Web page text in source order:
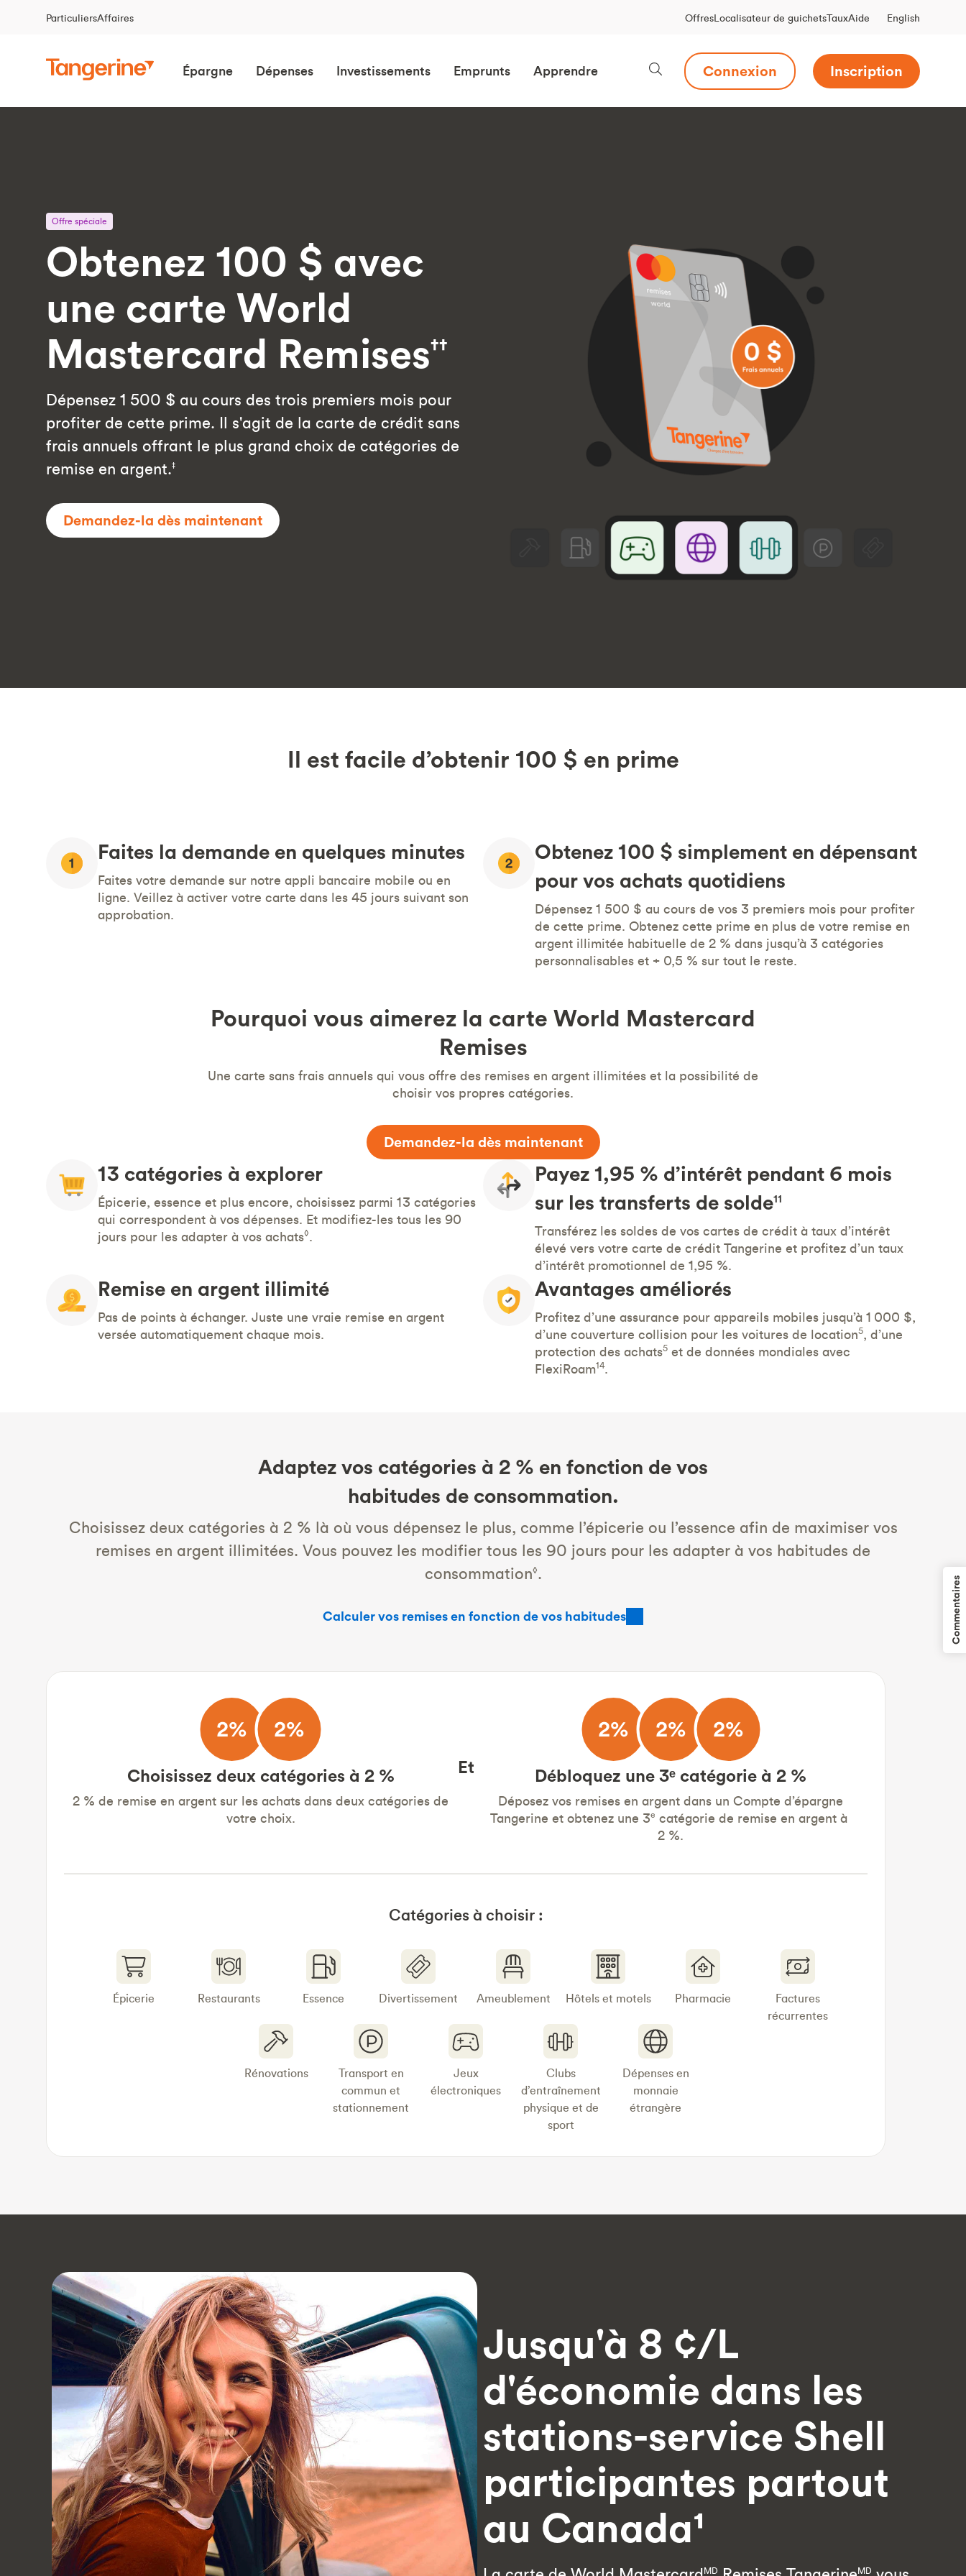
ParticuliersAffaires OffresLocalisateur de guichetsTauxAide English
Épargne Dépenses Investissements Emprunts Apprendre Connexion Inscription
Offre spéciale
Obtenez 100 $ avec
une carte World
Mastercard Remises††
Dépensez 1 500 $ au cours des trois premiers mois pour
profiter de cette prime. Il s'agit de la carte de crédit sans
frais annuels offrant le plus grand choix de catégories de
remise en argent.‡
Demandez-la dès maintenant
Il est facile d’obtenir 100 $ en prime
Faites la demande en quelques minutes
Faites votre demande sur notre appli bancaire mobile ou en
ligne. Veillez à activer votre carte dans les 45 jours suivant son
approbation.
Obtenez 100 $ simplement en dépensant
pour vos achats quotidiens
Dépensez 1 500 $ au cours de vos 3 premiers mois pour profiter
de cette prime. Obtenez cette prime en plus de votre remise en
argent illimitée habituelle de 2 % dans jusqu’à 3 catégories
personnalisables et + 0,5 % sur tout le reste.
Pourquoi vous aimerez la carte World Mastercard
Remises
Une carte sans frais annuels qui vous offre des remises en argent illimitées et la possibilité de
choisir vos propres catégories.
Demandez-la dès maintenant
13 catégories à explorer
Épicerie, essence et plus encore, choisissez parmi 13 catégories
qui correspondent à vos dépenses. Et modifiez-les tous les 90
jours pour les adapter à vos achats◊.
Payez 1,95 % d’intérêt pendant 6 mois
sur les transferts de solde11
Transférez les soldes de vos cartes de crédit à taux d’intérêt
élevé vers votre carte de crédit Tangerine et profitez d’un taux
d’intérêt promotionnel de 1,95 %.
Remise en argent illimité
Pas de points à échanger. Juste une vraie remise en argent
versée automatiquement chaque mois.
Avantages améliorés
Profitez d’une assurance pour appareils mobiles jusqu’à 1 000 $,
d’une couverture collision pour les voitures de location5, d’une
protection des achats5 et de données mondiales avec
FlexiRoam14.
Adaptez vos catégories à 2 % en fonction de vos
habitudes de consommation.
Choisissez deux catégories à 2 % là où vous dépensez le plus, comme l’épicerie ou l’essence afin de maximiser vos
remises en argent illimitées. Vous pouvez les modifier tous les 90 jours pour les adapter à vos habitudes de
consommation◊.
Calculer vos remises en fonction de vos habitudes
Choisissez deux catégories à 2 %
2 % de remise en argent sur les achats dans deux catégories de
votre choix.
Et Débloquez une 3ᵉ catégorie à 2 %
Déposez vos remises en argent dans un Compte d’épargne
Tangerine et obtenez une 3e catégorie de remise en argent à
2 %.
Catégories à choisir :
Épicerie Restaurants Essence Divertissement Ameublement Hôtels et motels Pharmacie
Factures
récurrentes
Rénovations
Transport en
commun et
stationnement
Jeux
électroniques
Clubs
d’entraînement
physique et de
sport
Dépenses en
monnaie
étrangère
Jusqu'à 8 ¢/L
d'économie dans les
stations-service Shell
participantes partout
au Canada¹
MD MD
Commentaires